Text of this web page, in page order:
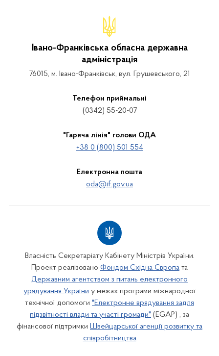
Івано-Франківська обласна державна
адміністрація
76015, м. Івано-Франківськ, вул. Грушевського, 21
Телефон приймальні
(0342) 55-20-07
"Гаряча лінія" голови ОДА
+38 0 (800) 501 554
Електронна пошта
oda@if.gov.ua
Власність Секретаріату Кабінету Міністрів України.
Проект реалізовано Фондом Східна Європа та
Державним агентством з питань електронного
урядування України у межах програми міжнародної
технічної допомоги "Електронне врядування задля
підзвітності влади та участі громади" (EGAP) , за
фінансової підтримки Швейцарської агенції розвитку та
співробітництва